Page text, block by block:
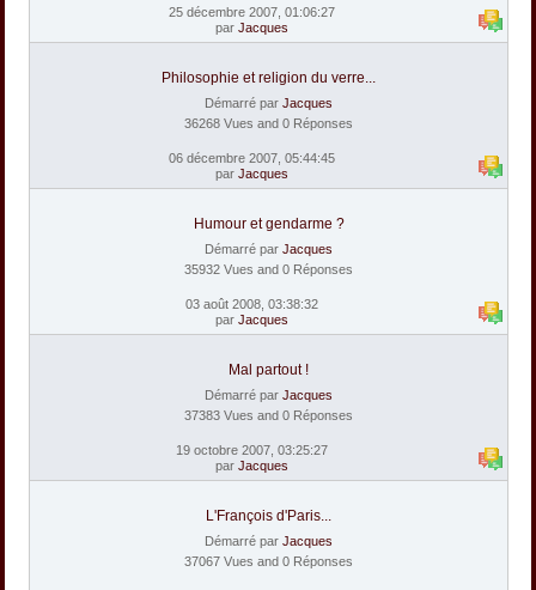
25 décembre 2007, 01:06:27
par Jacques
Philosophie et religion du verre...
Démarré par Jacques
36268 Vues and 0 Réponses
06 décembre 2007, 05:44:45
par Jacques
Humour et gendarme ?
Démarré par Jacques
35932 Vues and 0 Réponses
03 août 2008, 03:38:32
par Jacques
Mal partout !
Démarré par Jacques
37383 Vues and 0 Réponses
19 octobre 2007, 03:25:27
par Jacques
L'François d'Paris...
Démarré par Jacques
37067 Vues and 0 Réponses